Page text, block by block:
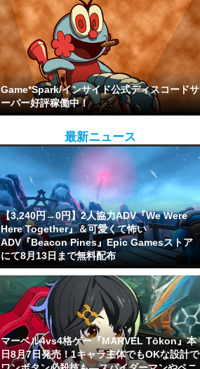
Game*Spark/インサイド公式ディスコードサ
ーバー好評稼働中！
最新ニュース
【3,240円→0円】2人協力ADV『We Were
Here Together』＆可愛くて怖い
ADV『Beacon Pines』Epic Gamesストア
にて8月13日まで無料配布
マーベル4vs4格ゲー『MARVEL Tōkon』本
日8月7日発売！1キャラ主体でもOKな設計で